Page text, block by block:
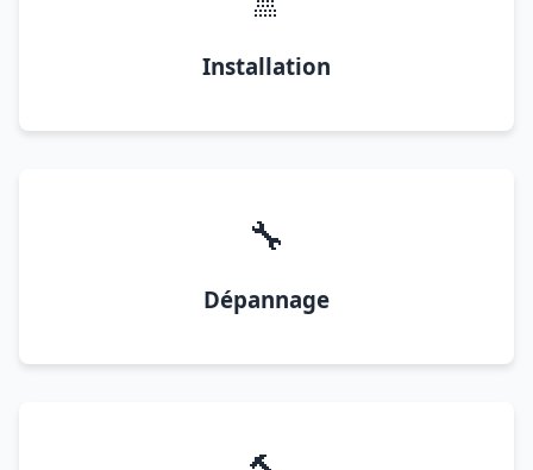
Installation
🔧
Dépannage